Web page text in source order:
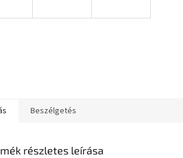
Beszélgetés
részletes leírása